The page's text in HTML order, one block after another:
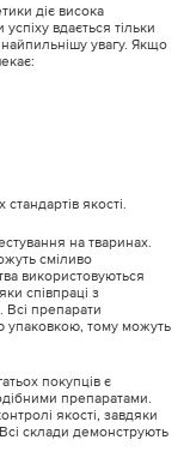
діє висока
вдається тільки
увагу. Якщо
якості.
на тваринах.
сміливо
використовуються
співпраці з
Всі препарати
упаковкою, тому можуть
покупців є
препаратами.
якості, завдяки
склади демонструють